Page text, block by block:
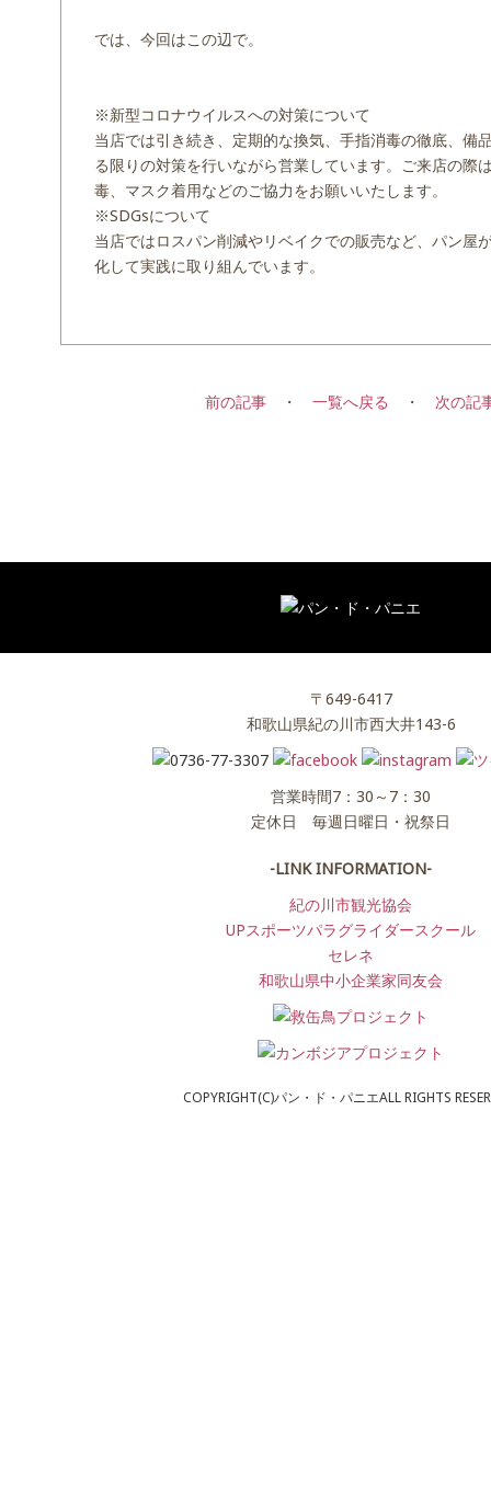
では、今回はこの辺で。
※新型コロナウイルスへの対策について
当店では引き続き、定期的な換気、手指消毒の徹底、備
る限りの対策を行いながら営業しています。ご来店の際
毒、マスク着用などのご協力をお願いいたします。
※SDGsについて
当店ではロスパン削減やリベイクでの販売など、パン屋
化して実践に取り組んでいます。
前の記事 ・ 一覧へ戻る ・ 次の記
〒649-6417
和歌山県紀の川市西大井143-6
営業時間7：30～7：30
定休日 毎週日曜日・祝祭日
-LINK INFORMATION-
紀の川市観光協会
UPスポーツパラグライダースクール
セレネ
和歌山県中小企業家同友会
COPYRIGHT(C)パン・ド・パニエALL RIGHTS